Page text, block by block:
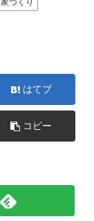
家づくり
はてブ
コピー